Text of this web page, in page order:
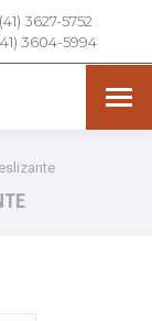
(41) 3627-5752
3604-5994